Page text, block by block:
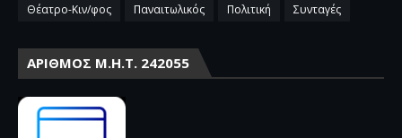
Θέατρο-Κιν/φος
Παναιτωλικός Πολιτική Συνταγές
ΑΡΙΘΜΌΣ Μ.Η.Τ. 242055